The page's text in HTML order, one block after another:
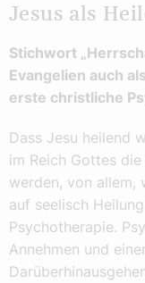
Jesus als
Stichwort
Evangelien auch
erste christliche
Dass Jesu heilend
im Reich Gottes
werden, von allem,
auf seelisch
Psychotherapie.
Annehmen und